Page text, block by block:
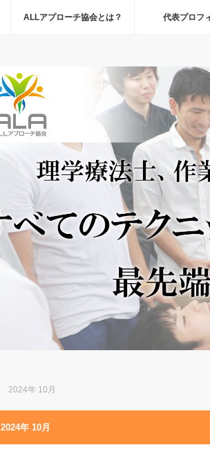
ホーム
ALLアプローチ協会とは？ 代表プロフ
2024年 10月
2024年 10月